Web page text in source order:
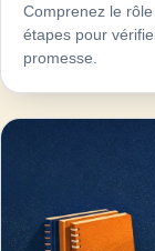
Comprenez le
étapes pour
promesse.